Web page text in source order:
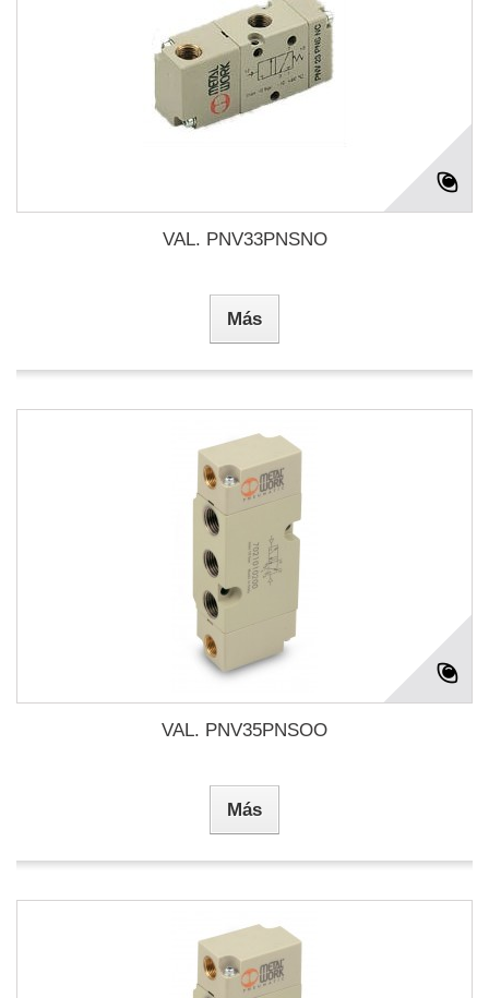
VAL. PNV33PNSNO
Más
VAL. PNV35PNSOO
Más